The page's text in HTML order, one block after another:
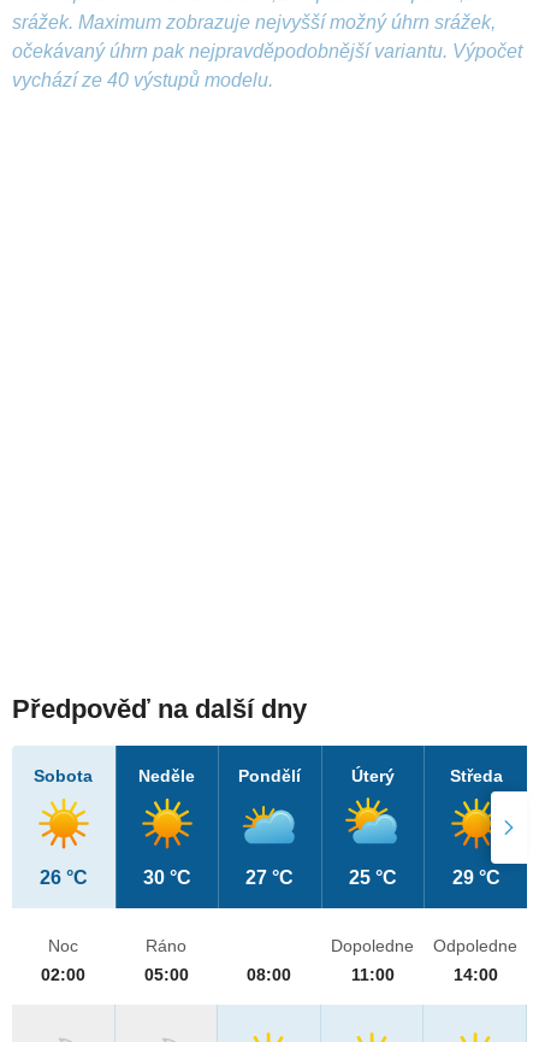
srážek. Maximum zobrazuje nejvyšší možný úhrn srážek,
očekávaný úhrn pak nejpravděpodobnější variantu. Výpočet
vychází ze 40 výstupů modelu.
Předpověď na další dny
Sobota
26 °C
Neděle
30 °C
Pondělí
27 °C
Úterý
25 °C
Středa
29 °C
Noc
02:00
Ráno
05:00
08:00
Dopoledne
11:00
Odpoledne
14:00